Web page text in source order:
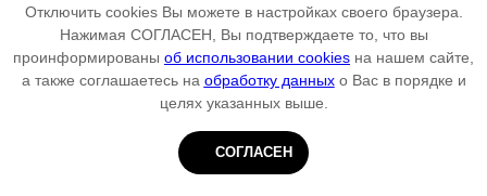
Отключить cookies Вы можете в настройках своего браузера.
Нажимая СОГЛАСЕН, Вы подтверждаете то, что вы
проинформированы об использовании cookies на нашем сайте,
а также соглашаетесь на обработку данныхо Вас в порядке и
целях указанных выше.
СОГЛАСЕН
"узкие" места при планировании операции
и обеспечивает высочайшую точность.
костной ткани